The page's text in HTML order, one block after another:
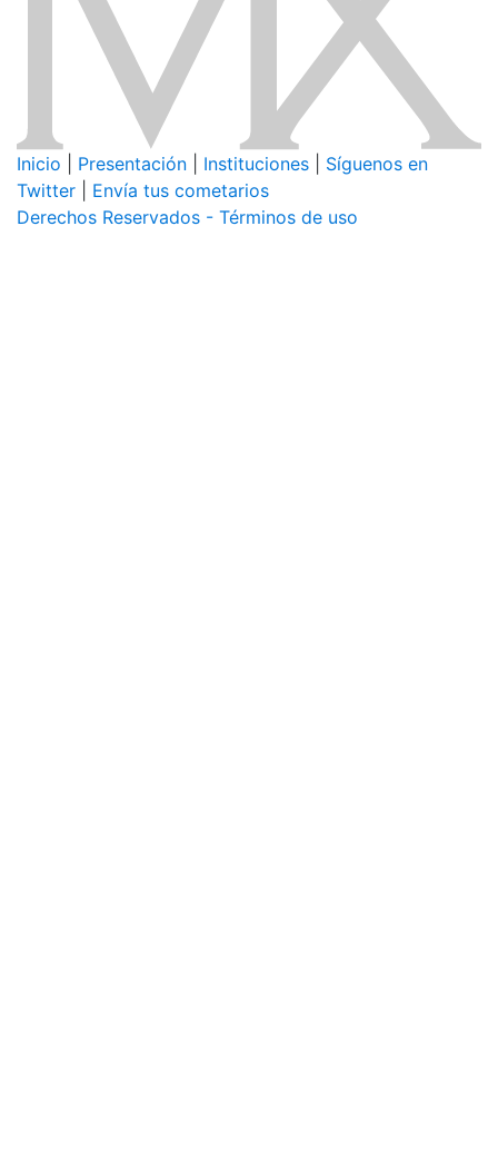
Inicio Presentación Instituciones
Síguenos en
Twitter
Envía tus cometarios
Derechos Reservados - Términos de uso